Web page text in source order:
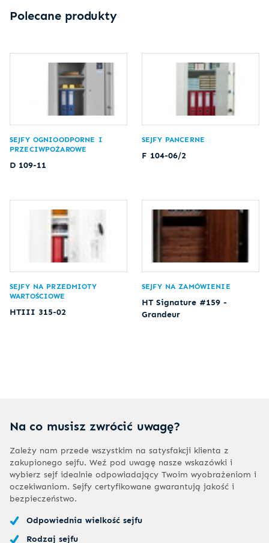
Polecane produkty
SEJFY OGNIOODPORNE I
PRZECIWPOŻAROWE
D 109-11
SEJFY PANCERNE
F 104-06/2
SEJFY NA PRZEDMIOTY
WARTOŚCIOWE
HTIII 315-02
SEJFY NA ZAMÓWIENIE
HT Signature #159 -
Grandeur
Na co musisz zwrócić uwagę?
Zależy nam przede wszystkim na satysfakcji klienta z
zakupionego sejfu. Weź pod uwagę nasze wskazówki i
wybierz sejf idealnie odpowiadający Twoim wyobrażeniom i
oczekiwaniom. Sejfy certyfikowane gwarantują jakość i
bezpieczeństwo.
Odpowiednia wielkość sejfu
Rodzaj sejfu